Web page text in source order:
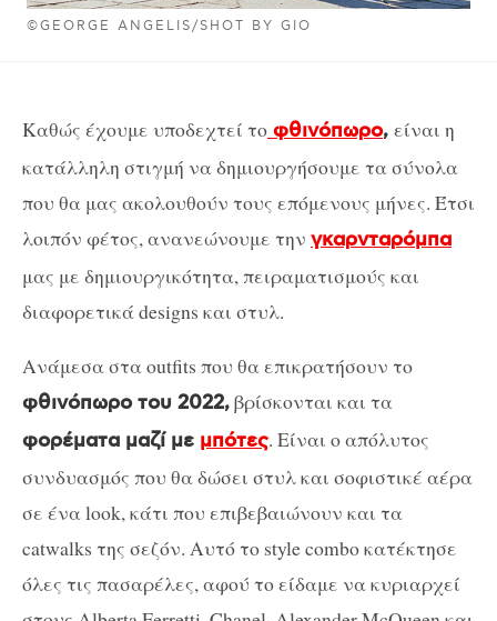
©GEORGE ANGELIS/SHOT BY GIO
Καθώς έχουμε υποδεχτεί το φθινόπωρο, είναι η
κατάλληλη στιγμή να δημιουργήσουμε τα σύνολα
που θα μας ακολουθούν τους επόμενους μήνες. Έτσι
λοιπόν φέτος, ανανεώνουμε την γκαρνταρόμπα
μας με δημιουργικότητα, πειραματισμούς και
διαφορετικά designs και στυλ.
Ανάμεσα στα outfits που θα επικρατήσουν το
φθινόπωρο του 2022,βρίσκονται και τα
φορέματα μαζί με μπότες. Είναι ο απόλυτος
συνδυασμός που θα δώσει στυλ και σοφιστικέ αέρα
σε ένα look, κάτι που επιβεβαιώνουν και τα
catwalks της σεζόν. Αυτό το style combo κατέκτησε
όλες τις πασαρέλες, αφού το είδαμε να κυριαρχεί